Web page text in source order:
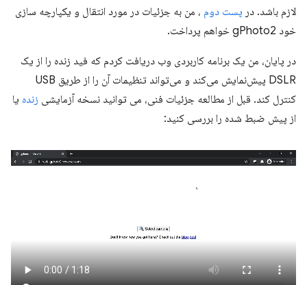
لازم باشد. در پست دوم ، من به جزئیات در مورد انتقال و یکپارچه سازی
خود gPhoto2 خواهم پرداخت.
در پایان، من یک برنامه کاربردی وب دریافت کردم که فید زنده را از یک
DSLR پیش‌نمایش می‌کند و می‌تواند تنظیمات آن را از طریق USB
کنترل کند. قبل از مطالعه جزئیات فنی، می توانید نسخه آزمایشی زنده یا
از پیش ضبط شده را بررسی کنید: